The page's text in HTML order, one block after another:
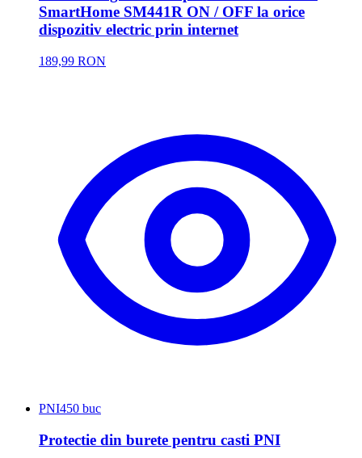
SmartHome SM441R ON / OFF la orice
dispozitiv electric prin internet
189,99 RON
PNI450 buc
Protectie din burete pentru casti PNI